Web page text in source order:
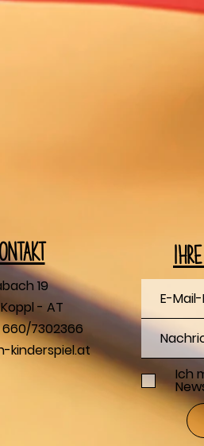
19
- AT
660/7302366
kinderspiel.at
Ich